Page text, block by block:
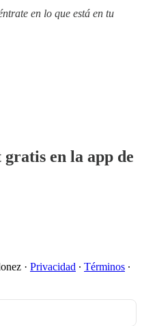
en lo que está en tu
gratis en la app de
· Privacidad ∙ Términos ∙